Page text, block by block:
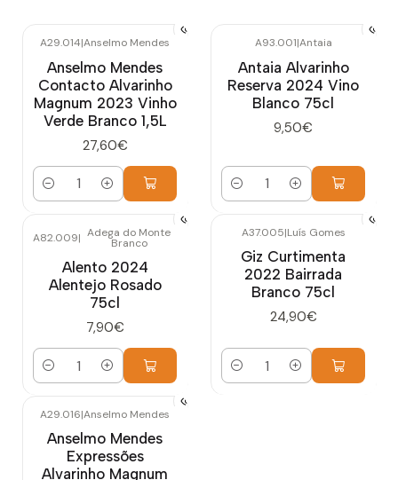
A29.014|Anselmo Mendes
Anselmo Mendes
Contacto Alvarinho
Magnum 2023 Vinho
Verde Branco 1,5L
27,60€
Cantidad
A93.001|Antaia
Antaia Alvarinho
Reserva 2024 Vino
Blanco 75cl
9,50€
Cantidad
A82.009| Adega do Monte
Branco
Alento 2024
Alentejo Rosado
75cl
7,90€
Cantidad
A37.005|Luís Gomes
Giz Curtimenta
2022 Bairrada
Branco 75cl
24,90€
Cantidad
A29.016|Anselmo Mendes
Anselmo Mendes
Expressões
Alvarinho Magnum